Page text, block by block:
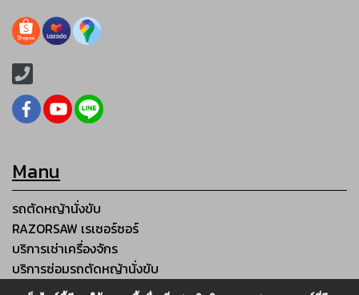
Manu
รถตัดหญ้านั่งขับ
RAZORSAW เรเซอร์ซอร์
บริการเช่าเครื่องจักร
บริการซ่อมรถตัดหญ้านั่งขับ